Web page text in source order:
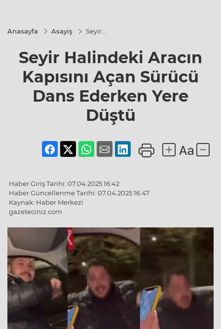
Anasayfa Asayiş
Seyir
Kapısını
Açan
Sürücü
Dans
Ederken
Yere
Düştü
Seyir Halindeki Aracın
Kapısını Açan Sürücü
Dans Ederken Yere
Düştü
Haber Giriş Tarihi: 07.04.2025 16:42
Haber Güncellenme Tarihi: 07.04.2025 16:47
Kaynak: Haber Merkezi
gazeteciniz.com